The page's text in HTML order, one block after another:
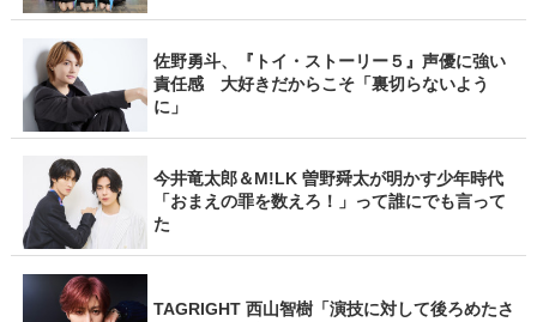
佐野勇斗、『トイ・ストーリー５』声優に強い
責任感 大好きだからこそ「裏切らないよう
に」
今井竜太郎＆M!LK 曽野舜太が明かす少年時代
「おまえの罪を数えろ！」って誰にでも言って
た
TAGRIGHT 西山智樹「演技に対して後ろめたさ